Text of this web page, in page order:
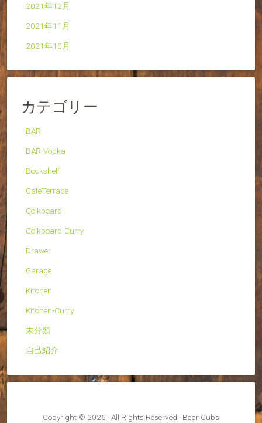
2021年12月
2021年11月
2021年10月
カテゴリー
BAR
BAR-Vodka
Bookshelf
CafeTerrace
Colkboard
Colkboard-Curry
Drawer
Garage
Kitchen
Kitchen-Curry
未分類
自己紹介
Copyright © 2026 · All Rights Reserved · Bear Cubs